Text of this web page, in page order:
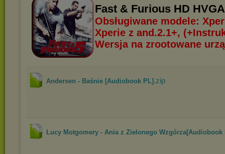
Fast & Furious HD
Obsługiwane modele:
Xperie z and.2.1+,
Wersja na zrootowane
Andersen - Baśnie [Audiobook PL].zip
Lucy Motgomery - Ania z Zielonego Wzgórza[Audiobook